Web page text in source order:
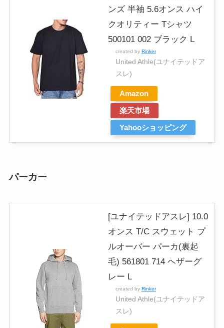
ンズ 半袖 5.6オンス ハイ
クオリティー Tシャツ
500101 002 ブラック L
created by Rinker
United Athle(ユナイテッドア
スレ)
Amazon
楽天市場
Yahooショッピング
パーカー
[ユナイテッドアスレ] 10.0
オンス T/C スウェット プ
ルオーバー パーカ(裏起
毛) 561801 714 ヘザーグ
レー L
created by Rinker
United Athle(ユナイテッドア
スレ)